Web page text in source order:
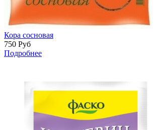
Кора сосновая
750 Руб
Подробнее